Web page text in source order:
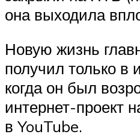
она выходила
Новую жизнь
получил только в
когда он был
интернет-проект
в YouTube.